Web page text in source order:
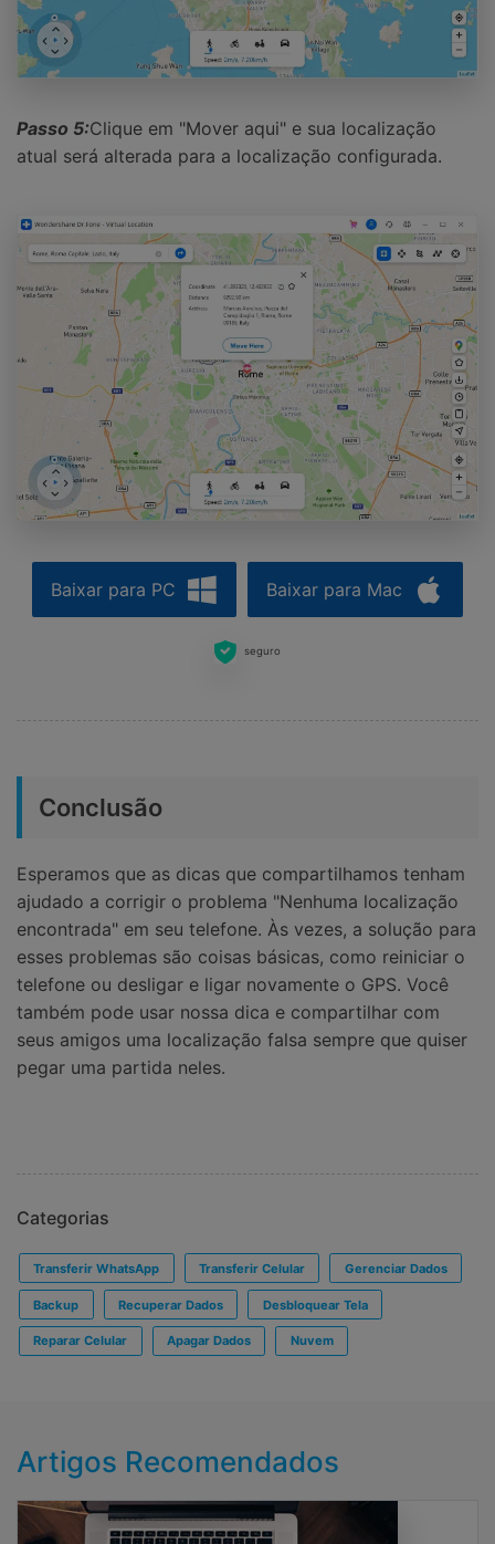
Passo 5:Clique em "Mover aqui" e sua localização
atual será alterada para a localização configurada.
Baixar para PC Baixar para Mac
seguro
Conclusão
Esperamos que as dicas que compartilhamos tenham
ajudado a corrigir o problema "Nenhuma localização
encontrada" em seu telefone. Às vezes, a solução para
esses problemas são coisas básicas, como reiniciar o
telefone ou desligar e ligar novamente o GPS. Você
também pode usar nossa dica e compartilhar com
seus amigos uma localização falsa sempre que quiser
pegar uma partida neles.
Categorias
Transferir WhatsApp Transferir Celular Gerenciar Dados
Backup Recuperar Dados Desbloquear Tela
Reparar Celular Apagar Dados Nuvem
Artigos Recomendados